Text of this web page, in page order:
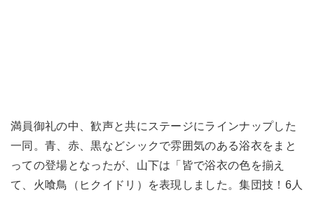
満員御礼の中、歓声と共にステージにラインナップした
一同。青、赤、黒などシックで雰囲気のある浴衣をまと
っての登場となったが、山下は「皆で浴衣の色を揃え
て、火喰鳥（ヒクイドリ）を表現しました。集団技！6人